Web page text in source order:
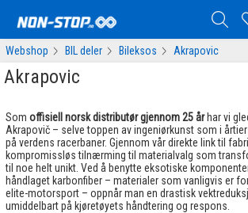
Webshop BIL deler Bileksos Akrapovic
Akrapovic
Som offisiell norskdistributør gjennom 25 år har vi
Akrapovič – selve toppen av ingeniørkunst som i
på verdens racerbaner. Gjennom vår direkte link til
kompromissløs tilnærming til materialvalg som
til noe helt unikt. Ved å benytte eksotiske
håndlaget karbonfiber – materialer som vanligvis er
elite-motorsport – oppnår man en drastisk
umiddelbart på kjøretøyets håndtering og respons.